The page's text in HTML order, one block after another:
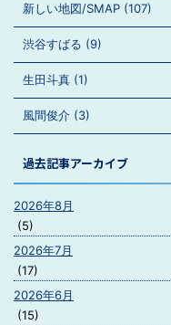
新しい地図/SMAP (107)
渋谷すばる (9)
生田斗真 (1)
風間俊介 (3)
過去記事アーカイブ
2026年8月
(5)
2026年7月
(17)
2026年6月
(15)